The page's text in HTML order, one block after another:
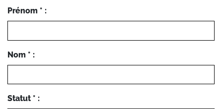
Prénom * :
Nom * :
Statut * :